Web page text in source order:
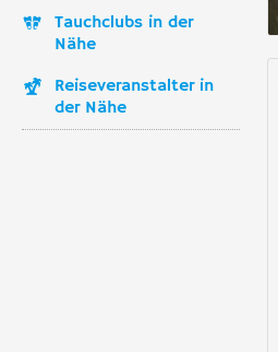
Tauchclubs in der
Nähe
Reiseveranstalter in
der Nähe